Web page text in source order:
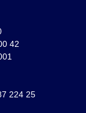
42
224 25